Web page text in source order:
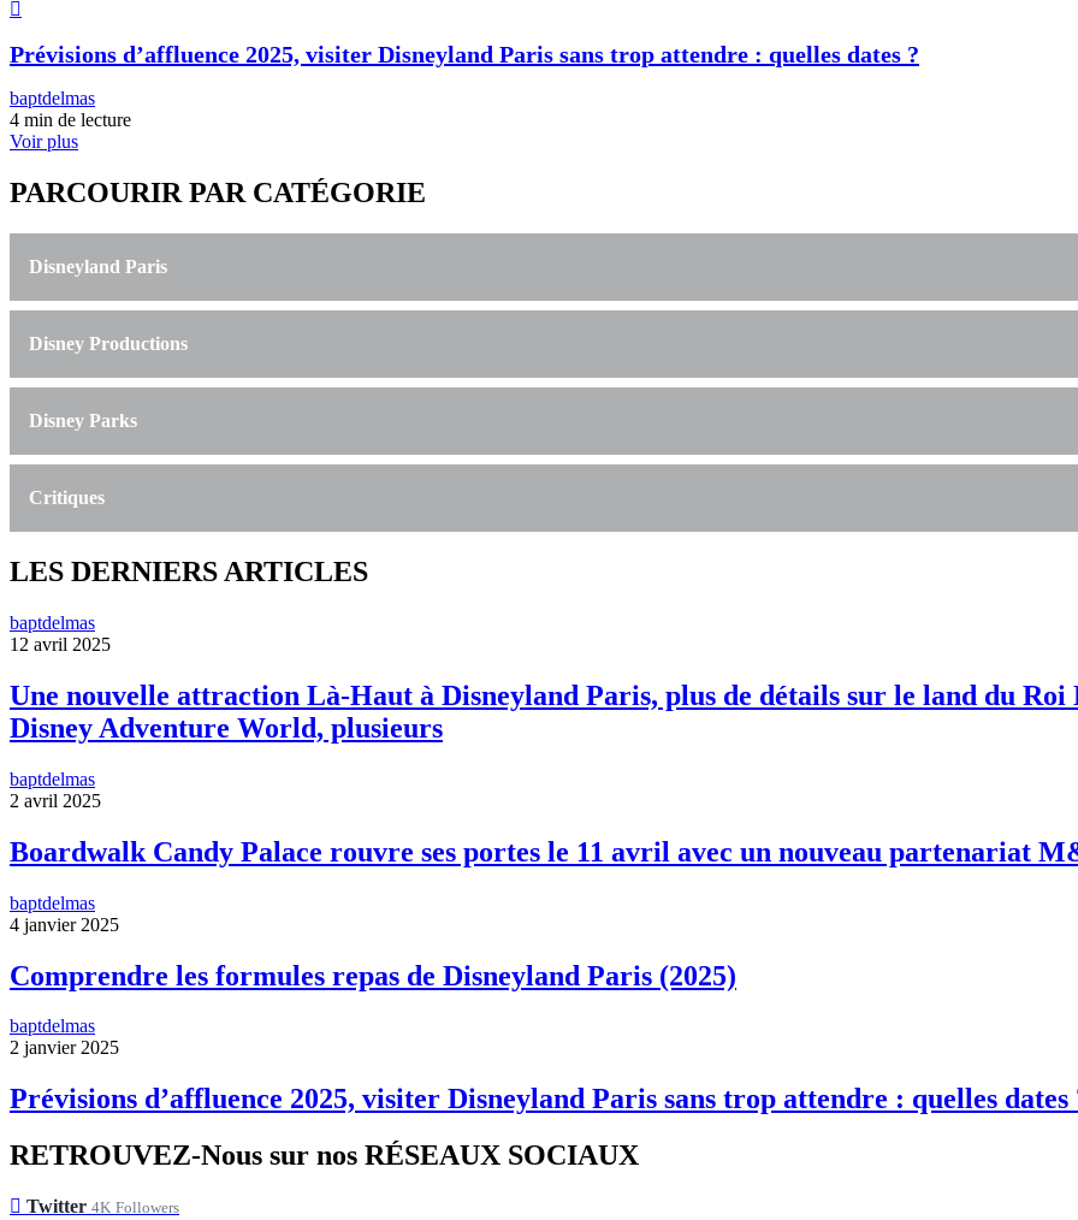
Prévisions d’affluence 2025, visiter Disneyland Paris sans trop attendre : quelles dates ?
baptdelmas
4 min de lecture
Voir plus
PARCOURIR PAR CATÉGORIE
Disneyland Paris
Disney Productions
Disney Parks
Critiques
LES DERNIERS ARTICLES
baptdelmas
12 avril 2025
Une nouvelle attraction Là-Haut à Disneyland Paris, plus de détails sur le land du Roi
Disney Adventure World, plusieurs
baptdelmas
2 avril 2025
Boardwalk Candy Palace rouvre ses portes le 11 avril avec un nouveau partenariat
baptdelmas
4 janvier 2025
Comprendre les formules repas de Disneyland Paris (2025)
baptdelmas
2 janvier 2025
Prévisions d’affluence 2025, visiter Disneyland Paris sans trop attendre : quelles dates
RETROUVEZ-Nous sur nos RÉSEAUX SOCIAUX
Twitter 4K Followers